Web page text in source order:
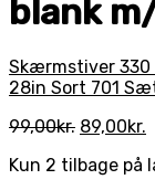
blank
Skærmstiver
28in Sort 701
99,00kr. Den
pris
89,00kr.
Kun 2 tilbage på